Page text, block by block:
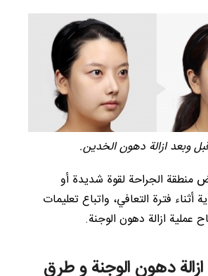
وبعد ازالة دهون الخدين.
منطقة الجراحة لقوة شديدة أو
أثناء فترة التعافي، واتباع تعليمات
ازالة دهون الوجنة.
دهون الوجنة و طرق